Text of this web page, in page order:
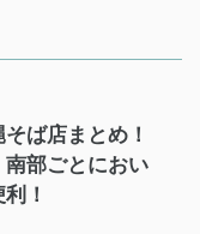
そば店まとめ！
部ごとにおい
！